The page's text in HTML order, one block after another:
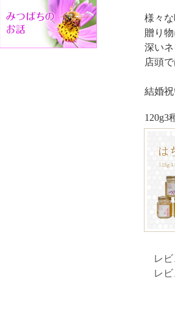
様々
贈り
深い
店頭
結婚
120g3
レ
レ